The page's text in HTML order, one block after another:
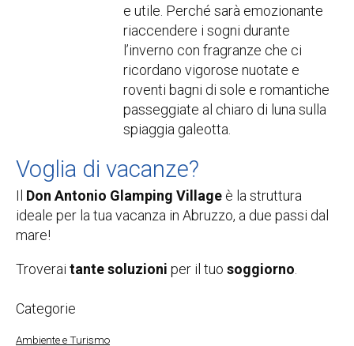
e utile. Perché sarà emozionante
riaccendere i sogni durante
l’inverno con fragranze che ci
ricordano vigorose nuotate e
roventi bagni di sole e romantiche
passeggiate al chiaro di luna sulla
spiaggia galeotta.
Voglia di vacanze?
Il Don Antonio Glamping Village è la struttura
ideale per la tua vacanza in Abruzzo, a due passi dal
mare!
Troverai tante soluzioni per il tuo soggiorno
Categorie
Ambiente e Turismo